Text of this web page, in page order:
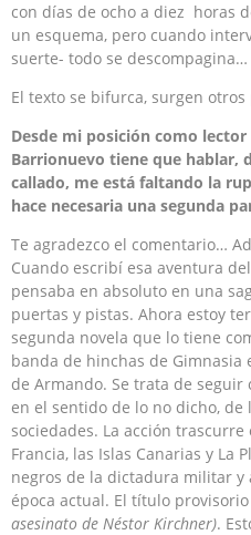
con días de ocho a diez horas
un esquema, pero cuando
suerte- todo se descompagina…
El texto se bifurca, surgen
Desde mi posición como
Barrionuevo tiene que hablar,
callado, me está faltando la
hace necesaria una segunda
Te agradezco el comentario…
Cuando escribí esa aventura
pensaba en absoluto en una
puertas y pistas. Ahora estoy
segunda novela que lo tiene
banda de hinchas de Gimnasia
de Armando. Se trata de seguir
en el sentido de lo no dicho, de
sociedades. La acción
Francia, las Islas Canarias y La
negros de la dictadura militar y
época actual. El título provisorio
asesinato de Néstor Kirchner).